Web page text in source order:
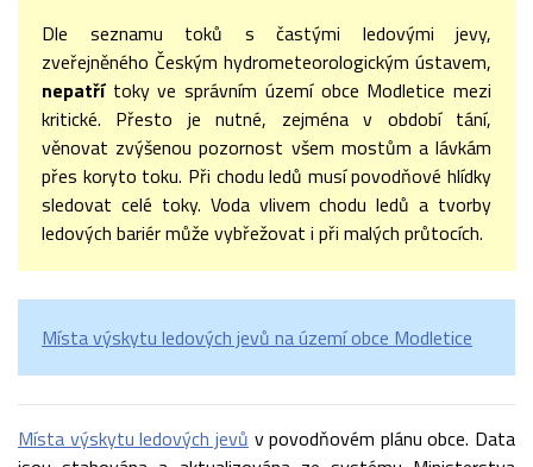
Dle seznamu toků s častými ledovými jevy,
zveřejněného Českým hydrometeorologickým ústavem,
nepatřítoky ve správním území obce Modletice mezi
kritické. Přesto je nutné, zejména v období tání,
věnovat zvýšenou pozornost všem mostům a lávkám
přes koryto toku. Při chodu ledů musí povodňové hlídky
sledovat celé toky. Voda vlivem chodu ledů a tvorby
ledových bariér může vybřežovat i při malých průtocích.
Místa výskytu ledových jevů na území obce Modletice
Místa výskytu ledových jevů v povodňovém plánu obce. Data